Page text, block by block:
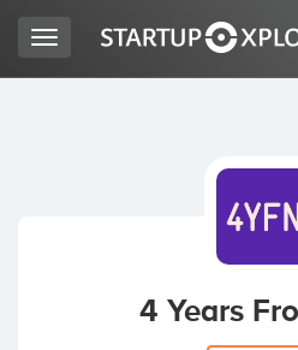
Toggle
navigation
4 Years